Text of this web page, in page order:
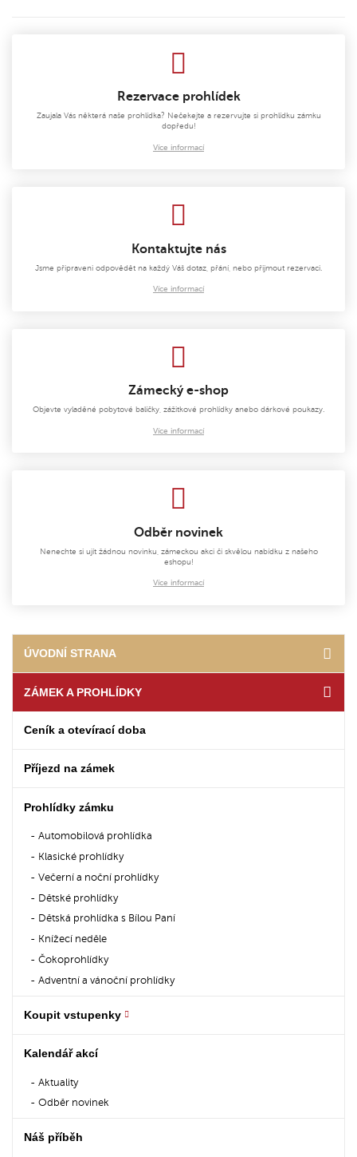
Rezervace prohlídek
Zaujala Vás některá naše prohlídka? Nečekejte a rezervujte si prohlídku zámku
dopředu!
Více informací
Kontaktujte nás
Jsme připraveni odpovědět na každý Váš dotaz, přání, nebo přijmout rezervaci.
Více informací
Zámecký e-shop
Objevte vyladěné pobytové balíčky, zážitkové prohlídky anebo dárkové poukazy.
Více informací
Odběr novinek
Nenechte si ujít žádnou novinku, zámeckou akci či skvělou nabídku z našeho
eshopu!
Více informací
ÚVODNÍ STRANA
ZÁMEK A PROHLÍDKY
Ceník a otevírací doba
Příjezd na zámek
Prohlídky zámku
Automobilová prohlídka
Klasické prohlídky
Večerní a noční prohlídky
Dětské prohlídky
Dětská prohlídka s Bílou Paní
Knížecí neděle
Čokoprohlídky
Adventní a vánoční prohlídky
Koupit vstupenky
Kalendář akcí
Aktuality
Odběr novinek
Náš příběh